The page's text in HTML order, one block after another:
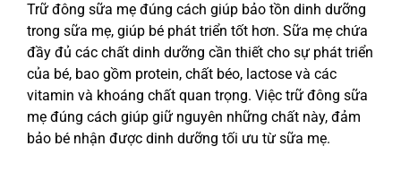
Trữ đông sữa mẹ đúng cách giúp bảo tồn dinh dưỡng
trong sữa mẹ, giúp bé phát triển tốt hơn. Sữa mẹ chứa
đầy đủ các chất dinh dưỡng cần thiết cho sự phát triển
của bé, bao gồm protein, chất béo, lactose và các
vitamin và khoáng chất quan trọng. Việc trữ đông sữa
mẹ đúng cách giúp giữ nguyên những chất này, đảm
bảo bé nhận được dinh dưỡng tối ưu từ sữa mẹ.